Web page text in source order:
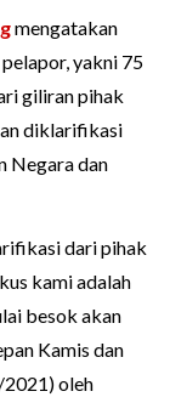
mengatakan
yakni 75
giliran pihak
diklarifikasi
Negara dan
dari pihak
kami adalah
besok akan
Kamis dan
2021) oleh